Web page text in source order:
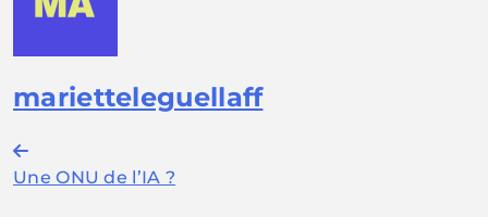
marietteleguellaff
Navigation
de
Une ONU de l’IA ?